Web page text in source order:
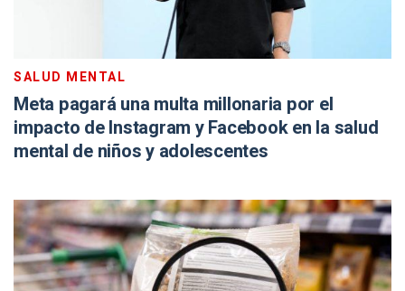
SALUD MENTAL
Meta pagará una multa millonaria por el
impacto de Instagram y Facebook en la salud
mental de niños y adolescentes